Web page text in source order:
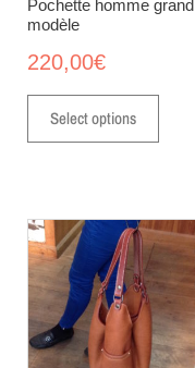
Pochette homme grand
modèle
220,00€
Select options